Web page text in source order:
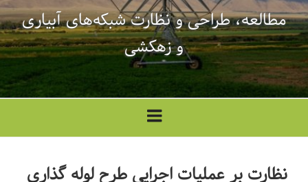
مطالعه، طراحی‌ و نظارت شبکه‌های آبیاری
و زهکشی
نظارت بر عملیات اجرایی طرح لوله گذاری